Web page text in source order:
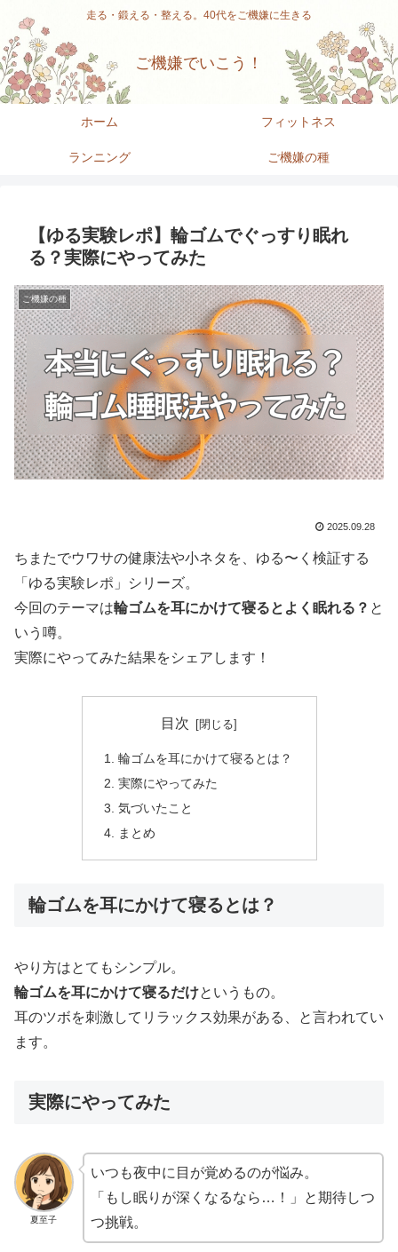
走る・鍛える・整える。40代をご機嫌に生きる
ご機嫌でいこう！
ホーム フィットネス
ランニング ご機嫌の種
【ゆる実験レポ】輪ゴムでぐっすり眠れ
る？実際にやってみた
ご機嫌の種
2025.09.28
ちまたでウワサの健康法や小ネタを、ゆる〜く検証する
「ゆる実験レポ」シリーズ。
今回のテーマは輪ゴムを耳にかけて寝るとよく眠れる？ と
いう噂。
実際にやってみた結果をシェアします！
目次
輪ゴムを耳にかけて寝るとは？
実際にやってみた
気づいたこと
まとめ
輪ゴムを耳にかけて寝るとは？
やり方はとてもシンプル。
輪ゴムを耳にかけて寝るだけというもの。
耳のツボを刺激してリラックス効果がある、と言われてい
ます。
実際にやってみた
夏至子
いつも夜中に目が覚めるのが悩み。
「もし眠りが深くなるなら…！」と期待しつ
つ挑戦。